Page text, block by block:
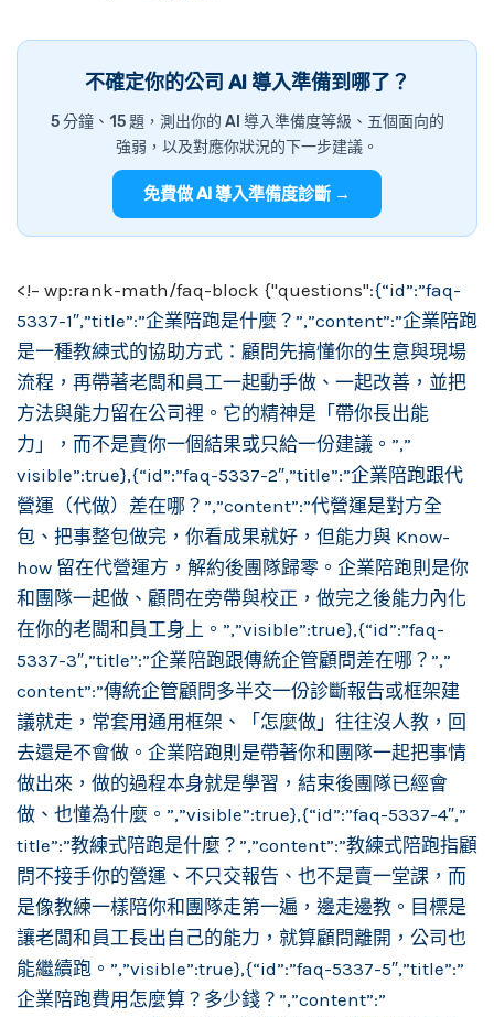
不確定你的公司 AI 導入準備到哪了？
5 分鐘、15 題，測出你的 AI 導入準備度等級、五個面向的
強弱，以及對應你狀況的下一步建議。
免費做 AI 導入準備度診斷 →
<!– wp:rank-math/faq-block {"questions":{“id”:”faq-
5337-1″,”title”:”企業陪跑是什麼？”,”content”:”企業陪跑
是一種教練式的協助方式：顧問先搞懂你的生意與現場
流程，再帶著老闆和員工一起動手做、一起改善，並把
方法與能力留在公司裡。它的精神是「帶你長出能
力」，而不是賣你一個結果或只給一份建議。”,”
visible”:true},{“id”:”faq-5337-2″,”title”:”企業陪跑跟代
營運（代做）差在哪？”,”content”:”代營運是對方全
包、把事整包做完，你看成果就好，但能力與 Know-
how 留在代營運方，解約後團隊歸零。企業陪跑則是你
和團隊一起做、顧問在旁帶與校正，做完之後能力內化
在你的老闆和員工身上。”,”visible”:true},{“id”:”faq-
5337-3″,”title”:”企業陪跑跟傳統企管顧問差在哪？”,”
content”:”傳統企管顧問多半交一份診斷報告或框架建
議就走，常套用通用框架、「怎麼做」往往沒人教，回
去還是不會做。企業陪跑則是帶著你和團隊一起把事情
做出來，做的過程本身就是學習，結束後團隊已經會
做、也懂為什麼。”,”visible”:true},{“id”:”faq-5337-4″,”
title”:”教練式陪跑是什麼？”,”content”:”教練式陪跑指顧
問不接手你的營運、不只交報告、也不是賣一堂課，而
是像教練一樣陪你和團隊走第一遍，邊走邊教。目標是
讓老闆和員工長出自己的能力，就算顧問離開，公司也
能繼續跑。”,”visible”:true},{“id”:”faq-5337-5″,”title”:”
企業陪跑費用怎麼算？多少錢？”,”content”:”